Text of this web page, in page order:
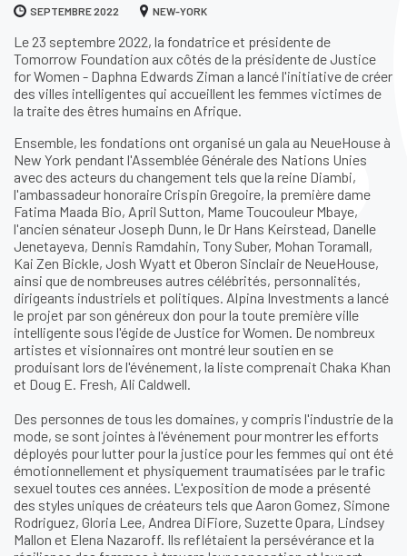
SEPTEMBRE 2022 NEW-YORK
Le 23 septembre 2022, la fondatrice et présidente de
Tomorrow Foundation aux côtés de la présidente de Justice
for Women - Daphna Edwards Ziman a lancé l'initiative de créer
des villes intelligentes qui accueillent les femmes victimes de
la traite des êtres humains en Afrique.
Ensemble, les fondations ont organisé un gala au NeueHouse à
New York pendant l'Assemblée Générale des Nations Unies
avec des acteurs du changement tels que la reine Diambi,
l'ambassadeur honoraire Crispin Gregoire, la première dame
Fatima Maada Bio, April Sutton, Mame Toucouleur Mbaye,
l'ancien sénateur Joseph Dunn, le Dr Hans Keirstead, Danelle
Jenetayeva, Dennis Ramdahin, Tony Suber, Mohan Toramall,
Kai Zen Bickle, Josh Wyatt et Oberon Sinclair de NeueHouse,
ainsi que de nombreuses autres célébrités, personnalités,
dirigeants industriels et politiques. Alpina Investments a lancé
le projet par son généreux don pour la toute première ville
intelligente sous l'égide de Justice for Women. De nombreux
artistes et visionnaires ont montré leur soutien en se
produisant lors de l'événement, la liste comprenait Chaka Khan
et Doug E. Fresh, Ali Caldwell.
Des personnes de tous les domaines, y compris l'industrie de la
mode, se sont jointes à l'événement pour montrer les efforts
déployés pour lutter pour la justice pour les femmes qui ont été
émotionnellement et physiquement traumatisées par le trafic
sexuel toutes ces années. L'exposition de mode a présenté
des styles uniques de créateurs tels que Aaron Gomez, Simone
Rodriguez, Gloria Lee, Andrea DiFiore, Suzette Opara, Lindsey
Mallon et Elena Nazaroff. Ils reflétaient la persévérance et la